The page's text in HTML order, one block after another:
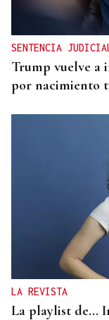
SENTENCIA
Trump vuelve
por nacimiento
LA REVISTA
La playlist de...